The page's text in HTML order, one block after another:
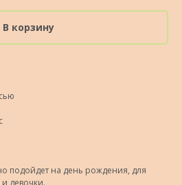
В корзину
подойдет на день рождения, для